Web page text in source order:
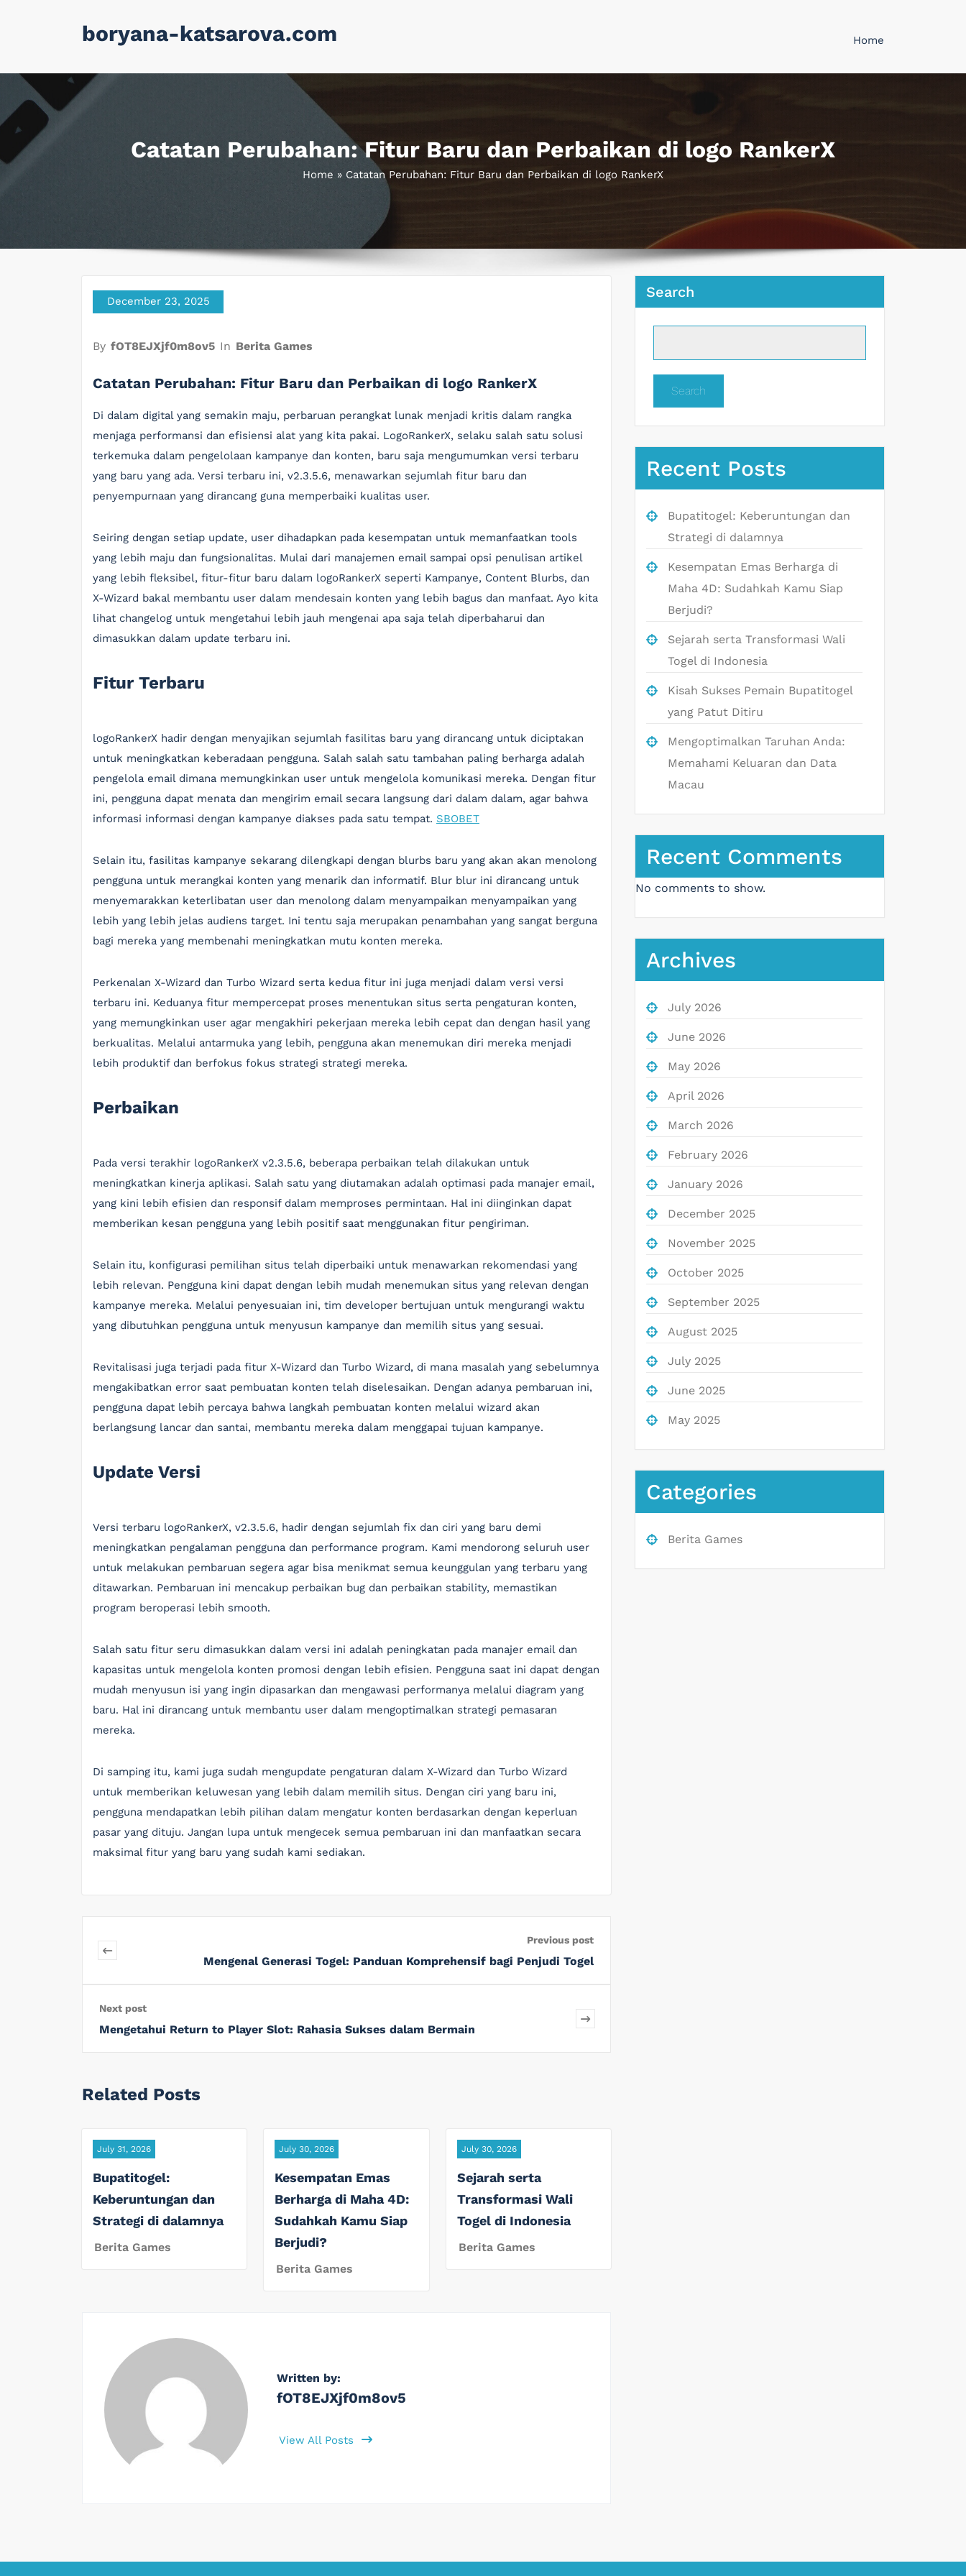
boryana-katsarova.com Home
Catatan Perubahan: Fitur Baru dan Perbaikan di logo RankerX
Home » Catatan Perubahan: Fitur Baru dan Perbaikan di logo RankerX
December 23, 2025
By fOT8EJXjf0m8ov5 In Berita Games
Catatan Perubahan: Fitur Baru dan Perbaikan di logo RankerX
Di dalam digital yang semakin maju, perbaruan perangkat lunak menjadi kritis dalam rangka
menjaga performansi dan efisiensi alat yang kita pakai. LogoRankerX, selaku salah satu solusi
terkemuka dalam pengelolaan kampanye dan konten, baru saja mengumumkan versi terbaru
yang baru yang ada. Versi terbaru ini, v2.3.5.6, menawarkan sejumlah fitur baru dan
penyempurnaan yang dirancang guna memperbaiki kualitas user.
Seiring dengan setiap update, user dihadapkan pada kesempatan untuk memanfaatkan tools
yang lebih maju dan fungsionalitas. Mulai dari manajemen email sampai opsi penulisan artikel
yang lebih fleksibel, fitur-fitur baru dalam logoRankerX seperti Kampanye, Content Blurbs, dan
X-Wizard bakal membantu user dalam mendesain konten yang lebih bagus dan manfaat. Ayo kita
lihat changelog untuk mengetahui lebih jauh mengenai apa saja telah diperbaharui dan
dimasukkan dalam update terbaru ini.
Fitur Terbaru
logoRankerX hadir dengan menyajikan sejumlah fasilitas baru yang dirancang untuk diciptakan
untuk meningkatkan keberadaan pengguna. Salah salah satu tambahan paling berharga adalah
pengelola email dimana memungkinkan user untuk mengelola komunikasi mereka. Dengan fitur
ini, pengguna dapat menata dan mengirim email secara langsung dari dalam dalam, agar bahwa
informasi informasi dengan kampanye diakses pada satu tempat. SBOBET
Selain itu, fasilitas kampanye sekarang dilengkapi dengan blurbs baru yang akan akan menolong
pengguna untuk merangkai konten yang menarik dan informatif. Blur blur ini dirancang untuk
menyemarakkan keterlibatan user dan menolong dalam menyampaikan menyampaikan yang
lebih yang lebih jelas audiens target. Ini tentu saja merupakan penambahan yang sangat berguna
bagi mereka yang membenahi meningkatkan mutu konten mereka.
Perkenalan X-Wizard dan Turbo Wizard serta kedua fitur ini juga menjadi dalam versi versi
terbaru ini. Keduanya fitur mempercepat proses menentukan situs serta pengaturan konten,
yang memungkinkan user agar mengakhiri pekerjaan mereka lebih cepat dan dengan hasil yang
berkualitas. Melalui antarmuka yang lebih, pengguna akan menemukan diri mereka menjadi
lebih produktif dan berfokus fokus strategi strategi mereka.
Perbaikan
Pada versi terakhir logoRankerX v2.3.5.6, beberapa perbaikan telah dilakukan untuk
meningkatkan kinerja aplikasi. Salah satu yang diutamakan adalah optimasi pada manajer email,
yang kini lebih efisien dan responsif dalam memproses permintaan. Hal ini diinginkan dapat
memberikan kesan pengguna yang lebih positif saat menggunakan fitur pengiriman.
Selain itu, konfigurasi pemilihan situs telah diperbaiki untuk menawarkan rekomendasi yang
lebih relevan. Pengguna kini dapat dengan lebih mudah menemukan situs yang relevan dengan
kampanye mereka. Melalui penyesuaian ini, tim developer bertujuan untuk mengurangi waktu
yang dibutuhkan pengguna untuk menyusun kampanye dan memilih situs yang sesuai.
Revitalisasi juga terjadi pada fitur X-Wizard dan Turbo Wizard, di mana masalah yang sebelumnya
mengakibatkan error saat pembuatan konten telah diselesaikan. Dengan adanya pembaruan ini,
pengguna dapat lebih percaya bahwa langkah pembuatan konten melalui wizard akan
berlangsung lancar dan santai, membantu mereka dalam menggapai tujuan kampanye.
Update Versi
Versi terbaru logoRankerX, v2.3.5.6, hadir dengan sejumlah fix dan ciri yang baru demi
meningkatkan pengalaman pengguna dan performance program. Kami mendorong seluruh user
untuk melakukan pembaruan segera agar bisa menikmat semua keunggulan yang terbaru yang
ditawarkan. Pembaruan ini mencakup perbaikan bug dan perbaikan stability, memastikan
program beroperasi lebih smooth.
Salah satu fitur seru dimasukkan dalam versi ini adalah peningkatan pada manajer email dan
kapasitas untuk mengelola konten promosi dengan lebih efisien. Pengguna saat ini dapat dengan
mudah menyusun isi yang ingin dipasarkan dan mengawasi performanya melalui diagram yang
baru. Hal ini dirancang untuk membantu user dalam mengoptimalkan strategi pemasaran
mereka.
Di samping itu, kami juga sudah mengupdate pengaturan dalam X-Wizard dan Turbo Wizard
untuk memberikan keluwesan yang lebih dalam memilih situs. Dengan ciri yang baru ini,
pengguna mendapatkan lebih pilihan dalam mengatur konten berdasarkan dengan keperluan
pasar yang dituju. Jangan lupa untuk mengecek semua pembaruan ini dan manfaatkan secara
maksimal fitur yang baru yang sudah kami sediakan.
Previous post
Mengenal Generasi Togel: Panduan Komprehensif bagi Penjudi Togel
Next post
Mengetahui Return to Player Slot: Rahasia Sukses dalam Bermain
Related Posts
July 31, 2026
Bupatitogel:
Keberuntungan dan
Strategi di dalamnya
Berita Games
July 30, 2026
Kesempatan Emas
Berharga di Maha 4D:
Sudahkah Kamu Siap
Berjudi?
Berita Games
July 30, 2026
Sejarah serta
Transformasi Wali
Togel di Indonesia
Berita Games
Written by:
fOT8EJXjf0m8ov5
View All Posts
Search
Search
Recent Posts
Bupatitogel: Keberuntungan dan
Strategi di dalamnya
Kesempatan Emas Berharga di
Maha 4D: Sudahkah Kamu Siap
Berjudi?
Sejarah serta Transformasi Wali
Togel di Indonesia
Kisah Sukses Pemain Bupatitogel
yang Patut Ditiru
Mengoptimalkan Taruhan Anda:
Memahami Keluaran dan Data
Macau
Recent Comments
No comments to show.
Archives
July 2026
June 2026
May 2026
April 2026
March 2026
February 2026
January 2026
December 2025
November 2025
October 2025
September 2025
August 2025
July 2025
June 2025
May 2025
Categories
Berita Games